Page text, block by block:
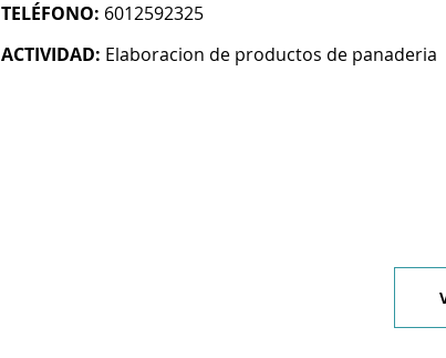
TELÉFONO: 6012592325
ACTIVIDAD: Elaboracion de productos de panaderia